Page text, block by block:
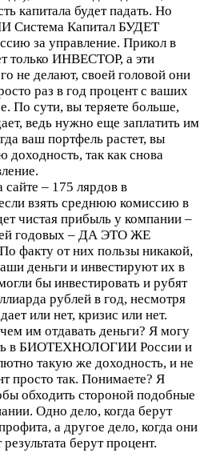
капитала будет падать. Но
Система Капитал БУДЕТ
за управление. Прикол в
только ИНВЕСТОР, а эти
не делают, своей головой они
раз в год процент с ваших
По сути, вы теряете больше,
ведь нужно еще заплатить им
ваш портфель растет, вы
так как снова
– 175 лярдов в
взять среднюю комиссию в
чистая прибыль у компании –
годовых – ДА ЭТО ЖЕ
от них пользы никакой,
деньги и инвестируют их в
бы инвестировать и рубят
рублей в год, несмотря
или нет, кризис или нет.
им отдавать деньги? Я могу
в БИОТЕХНОЛОГИИ России и
такую же доходность, и не
просто так. Понимаете? Я
обходить стороной подобные
Одно дело, когда берут
а другое дело, когда они
берут процент.